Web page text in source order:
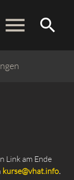
menu search
Link am Ende
kurse@vhat.info.